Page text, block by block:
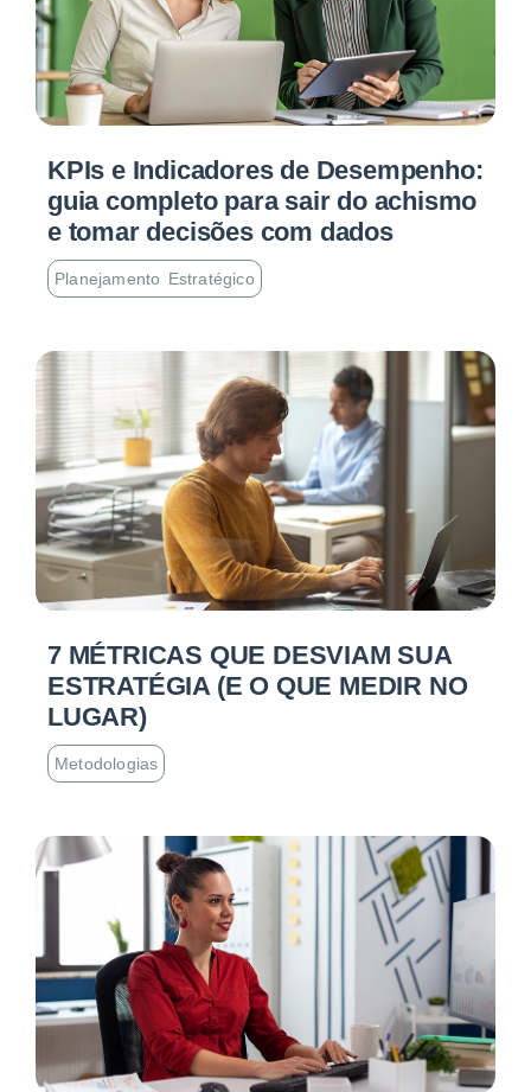
KPIs e Indicadores de Desempenho:
guia completo para sair do achismo
e tomar decisões com dados
Planejamento Estratégico
7 MÉTRICAS QUE DESVIAM SUA
ESTRATÉGIA (E O QUE MEDIR NO
LUGAR)
Metodologias